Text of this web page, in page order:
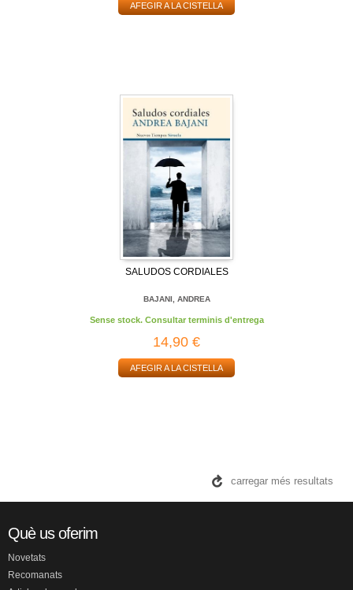
AFEGIR A LA CISTELLA
SALUDOS CORDIALES
BAJANI, ANDREA
Sense stock. Consultar terminis d'entrega
14,90 €
AFEGIR A LA CISTELLA
carregar més resultats
Què us oferim
Novetats
Recomanats